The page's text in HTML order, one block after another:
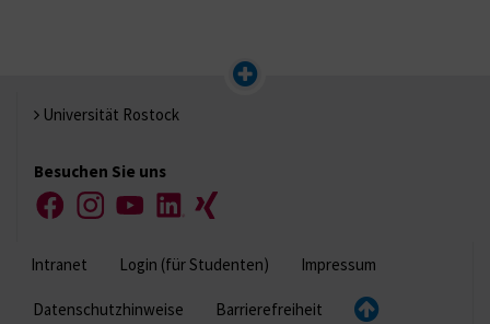
Universität Rostock
Besuchen Sie uns
FacebookInstagramYouTubeLinkedIn
Xing
Intranet Login (für Studenten) Impressum
Datenschutzhinweise Barrierefreiheit